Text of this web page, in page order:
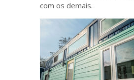
com os demais.